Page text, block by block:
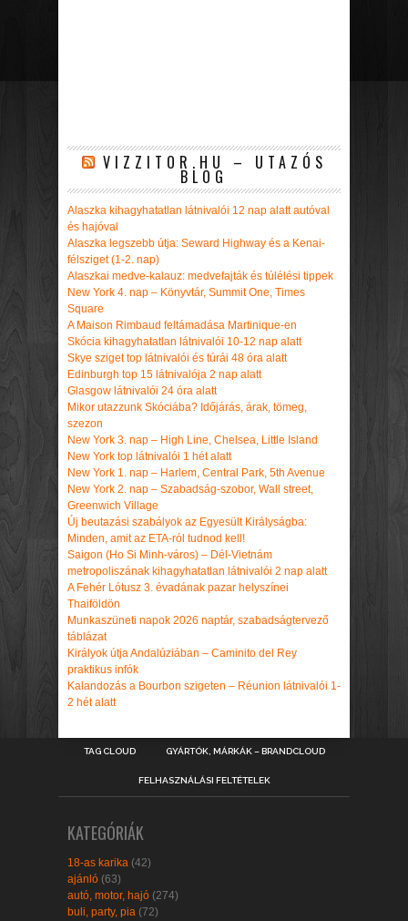
VIZZITOR.HU – UTAZÓS
BLOG
Alaszka kihagyhatatlan látnivalói 12 nap alatt autóval
és hajóval
Alaszka legszebb útja: Seward Highway és a Kenai-
félsziget (1-2. nap)
Alaszkai medve-kalauz: medvefajták és túlélési tippek
New York 4. nap – Könyvtár, Summit One, Times
Square
A Maison Rimbaud feltámadása Martinique-en
Skócia kihagyhatatlan látnivalói 10-12 nap alatt
Skye sziget top látnivalói és túrái 48 óra alatt
Edinburgh top 15 látnivalója 2 nap alatt
Glasgow látnivalói 24 óra alatt
Mikor utazzunk Skóciába? Időjárás, árak, tömeg,
szezon
New York 3. nap – High Line, Chelsea, Little Island
New York top látnivalói 1 hét alatt
New York 1. nap – Harlem, Central Park, 5th Avenue
New York 2. nap – Szabadság-szobor, Wall street,
Greenwich Village
Új beutazási szabályok az Egyesült Királyságba:
Minden, amit az ETA-ról tudnod kell!
Saigon (Ho Si Minh-város) – Dél-Vietnám
metropoliszának kihagyhatatlan látnivalói 2 nap alatt
A Fehér Lótusz 3. évadának pazar helyszínei
Thaiföldön
Munkaszüneti napok 2026 naptár, szabadságtervező
táblázat
Királyok útja Andalúziában – Caminito del Rey
praktikus infók
Kalandozás a Bourbon szigeten – Réunion látnivalói 1-
2 hét alatt
TAG CLOUD GYÁRTÓK, MÁRKÁK – BRANDCLOUD
FELHASZNÁLÁSI FELTÉTELEK
KATEGÓRIÁK
18-as karika (42)
ajánló (63)
autó, motor, hajó (274)
buli, party, pia (72)